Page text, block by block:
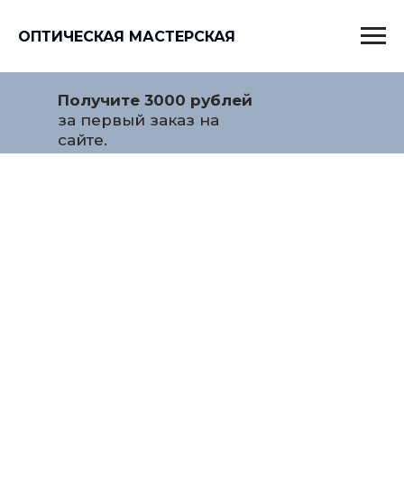
ОПТИЧЕСКАЯ МАСТЕРСКАЯ
Получите 3000 рублей
за первый заказ на
сайте.